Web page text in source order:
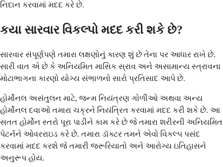
નિદાન કરવામાં મદદ કરે છે.
કયા સારવાર વિકલ્પો મદદ કરી શકે છે?
સારવાર સંપૂર્ણપણે તમારા લક્ષણોનું કારણ શું છે તેના પર આધાર રાખે છે.
સારી વાત એ છે કે અનિયમિત માસિક સ્રાવ અને અસામાન્ય સ્ત્રાવના
મોટાભાગના કારણો યોગ્ય સંભાળનો સારો પ્રતિસાદ આપે છે.
હોર્મોનલ અસંતુલન માટે, જન્મ નિયંત્રણ ગોળીઓ અથવા અન્ય
હોર્મોનલ દવાઓ તમારા ચક્રને નિયંત્રિત કરવામાં મદદ કરી શકે છે. આ
સતત હોર્મોન સ્તરો પૂરા પાડીને કામ કરે છે જે તમારા શરીરની અનિયમિત
પેટર્નને ઓવરરાઇડ કરે છે. તમારા ડૉક્ટર તમને એવો વિકલ્પ પસંદ
કરવામાં મદદ કરશે જે તમારી જરૂરિયાતો અને આરોગ્ય ઇતિહાસને
અનુરૂપ હોય.